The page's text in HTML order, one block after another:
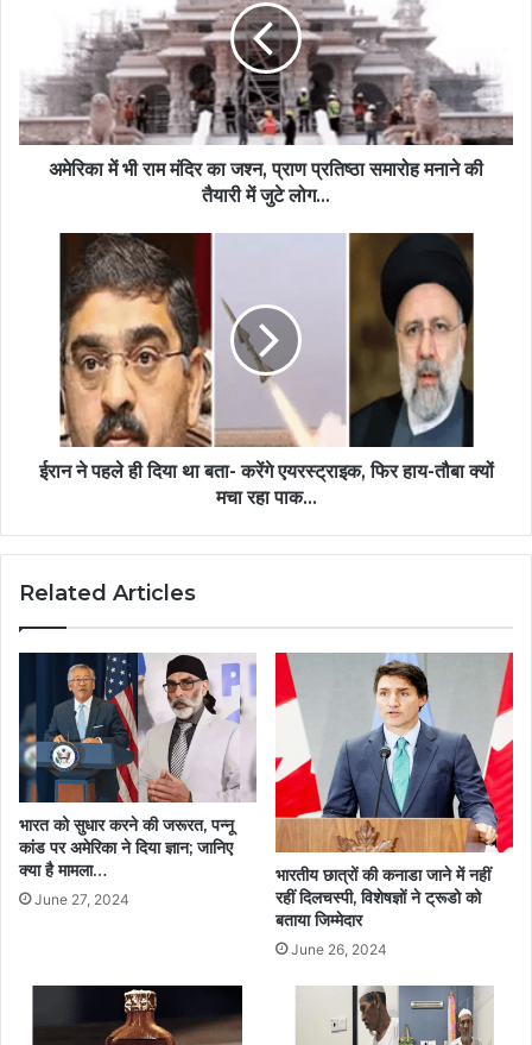
अमेरिका में भी राम मंदिर का जश्न, प्राण प्रतिष्ठा समारोह मनाने की
तैयारी में जुटे लोग...
ईरान ने पहले ही दिया था बता- करेंगे एयरस्ट्राइक, फिर हाय-तौबा क्यों
मचा रहा पाक...
Related Articles
भारत को सुधार करने की जरूरत, पन्नू
कांड पर अमेरिका ने दिया ज्ञान; जानिए
क्या है मामला…
June 27, 2024
भारतीय छात्रों की कनाडा जाने में नहीं
रहीं दिलचस्पी, विशेषज्ञों ने ट्रूडो को
बताया जिम्‍मेदार
June 26, 2024